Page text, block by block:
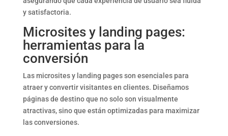
y satisfactoria.
Microsites y landing pages:
herramientas para la
conversión
Las microsites y landing pages son esenciales para
atraer y convertir visitantes en clientes. Diseñamos
páginas de destino que no solo son visualmente
atractivas, sino que están optimizadas para maximizar
las conversiones.